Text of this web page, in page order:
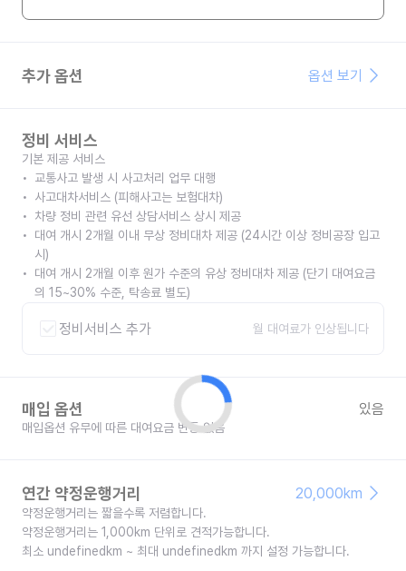
추가 옵션 옵션 보기
정비 서비스
기본 제공 서비스
교통사고 발생 시 사고처리 업무 대행
사고대차서비스 (피해사고는 보험대차)
차량 정비 관련 유선 상담서비스 상시 제공
대여 개시 2개월 이내 무상 정비대차 제공 (24시간 이상 정비공장 입고
시)
대여 개시 2개월 이후 원가 수준의 유상 정비대차 제공 (단기 대여요금
의 15~30% 수준, 탁송료 별도)
정비서비스 추가 월 대여료가 인상됩니다
매입 옵션 있음
매입옵션 유무에 따른 대여요금 변동 없음
연간 약정운행거리 20,000km
약정운행거리는 짧을수록 저렴합니다.
약정운행거리는 1,000km 단위로 견적가능합니다.
최소 undefinedkm ~ 최대 undefinedkm 까지 설정 가능합니다.